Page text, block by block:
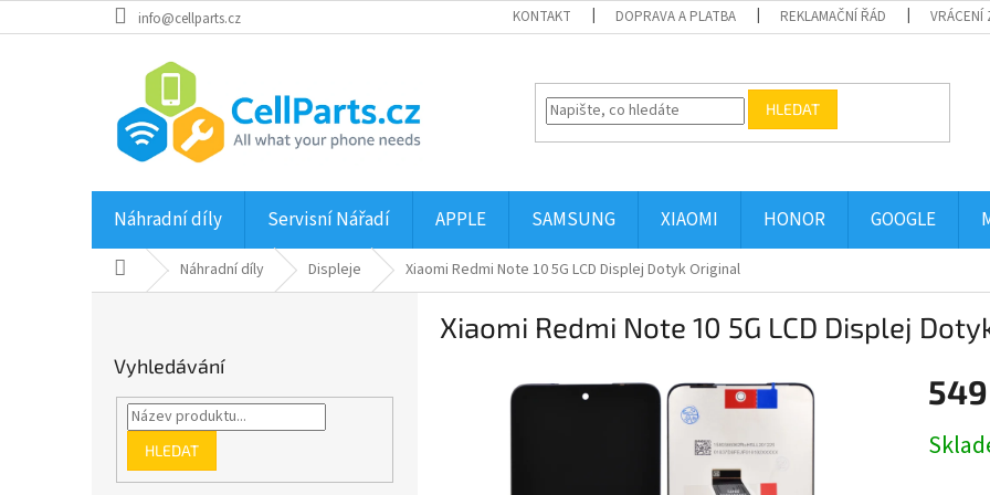
na
info@cellparts.cz KONTAKT DOPRAVA A PLATBA REKLAMAČNÍ ŘÁD VRÁCENÍ
HLEDAT
Náhradní díly Servisní Nářadí APPLE SAMSUNG XIAOMI HONOR GOOGLE
Domů Náhradní díly Displeje Xiaomi Redmi Note 10 5G LCD Displej Dotyk Original
Vyhledávání
HLEDAT
Xiaomi Redmi Note 10 5G LCD Displej
cena: